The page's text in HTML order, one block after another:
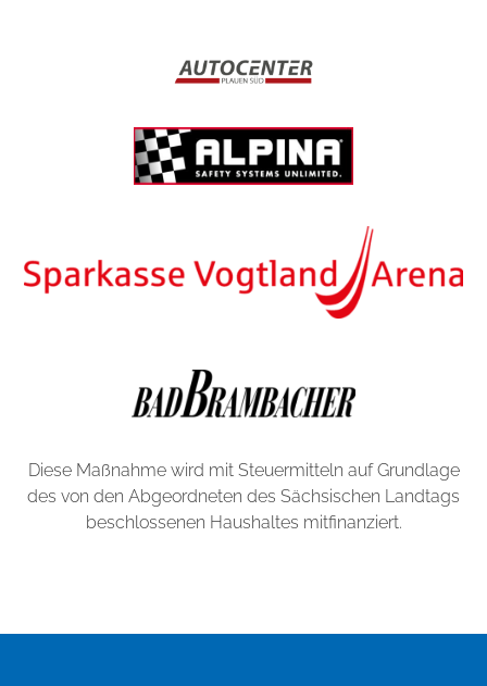
Diese Maßnahme wird mit Steuermitteln auf Grundlage
des von den Abgeordneten des Sächsischen Landtags
beschlossenen Haushaltes mitfinanziert.